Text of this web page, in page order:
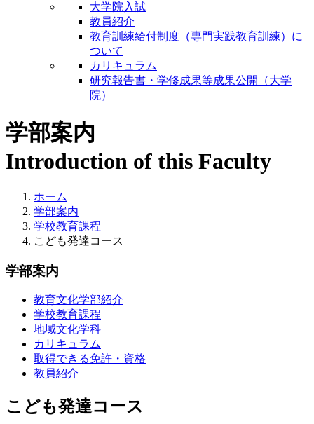
大学院入試
教員紹介
教育訓練給付制度（専門実践教育訓練）に
ついて
カリキュラム
研究報告書・学修成果等成果公開（大学
院）
学部案内
Introduction of this Faculty
ホーム
学部案内
学校教育課程
こども発達コース
学部案内
教育文化学部紹介
学校教育課程
地域文化学科
カリキュラム
取得できる免許・資格
教員紹介
こども発達コース